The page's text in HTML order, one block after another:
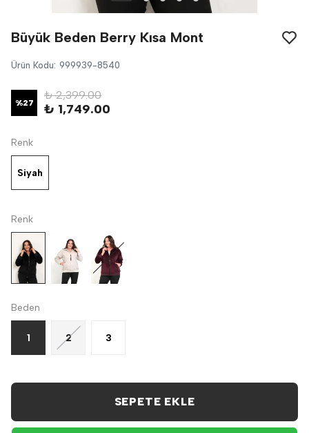
Büyük Beden Berry Kısa Mont
Ürün Kodu: 999939-8540
%27
₺ 2,399.00
₺ 1,749.00
Renk
Siyah
Renk
Beden
1 2 3
SEPETE EKLE